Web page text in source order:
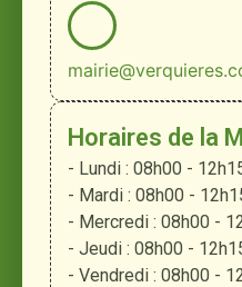
Horaires de la
- Lundi : 08h00 -
- Mardi : 08h00 -
- Mercredi : 08h00 -
- Jeudi : 08h00 -
- Vendredi : 08h00 -